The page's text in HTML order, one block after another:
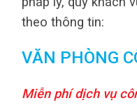
theo thông tin:
VĂN PHÒNG
Miễn phí dịch vụ